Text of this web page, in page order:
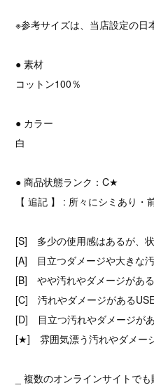
※参考サイズは、当店設定の日
● 素材
コットン100％
● カラー
白
● 商品状態ランク：C★
【 追記 】 : 所々にシミあり・
[S] 多少の使用感はあるが、
[A] 目立つダメージや大きな
[B] やや汚れやダメージがあ
[C] 汚れやダメージがある
[D] 目立つ汚れやダメージが
[★] 雰囲気漂う汚れやダメー
_ 複数のオンラインサイトで